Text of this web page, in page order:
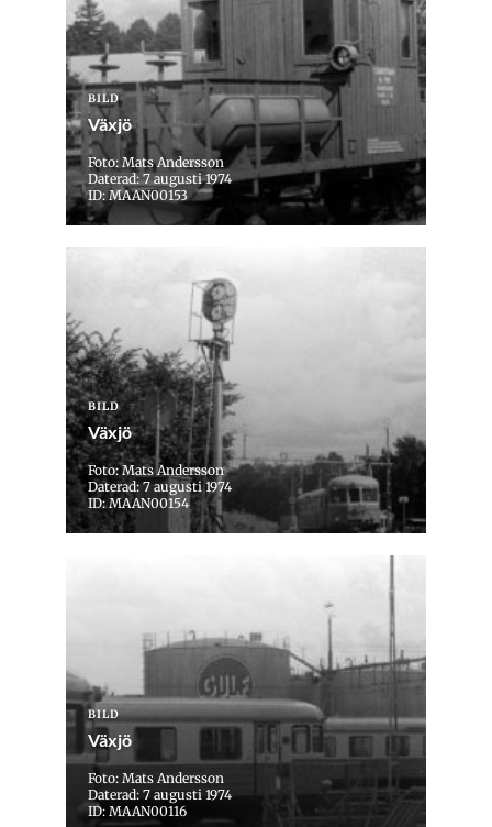
BILD
Växjö
Foto: Mats Andersson
Daterad: 7 augusti 1974
ID: MAAN00153
BILD
Växjö
Foto: Mats Andersson
Daterad: 7 augusti 1974
ID: MAAN00154
BILD
Växjö
Foto: Mats Andersson
Daterad: 7 augusti 1974
ID: MAAN00116